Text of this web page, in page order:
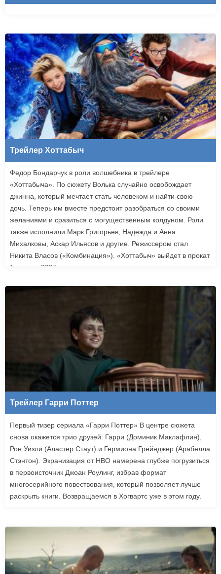
Трейлер Хоттабыч
Федор Бондарчук в роли волшебника в трейлере
«Хоттабыча». По сюжету Волька случайно освобождает
джинна, который мечтает стать человеком и найти свою
дочь. Теперь им вместе предстоит разобраться со своими
желаниями и сразиться с могущественным колдуном. Роли
также исполнили Марк Григорьев, Надежда и Анна
Михалковы, Аскар Ильясов и другие. Режиссером стал
Никита Власов («Комбинация»). «Хоттабыч» выйдет в прокат
1 января 2027 года.
Трейлер Гарри Поттер
Первый тизер сериала «Гарри Поттер» В центре сюжета
снова окажется трио друзей: Гарри (Доминик Маклафлин),
Рон Уизли (Аластер Стаут) и Гермиона Грейнджер (Арабелла
Стэнтон). Экранизация от HBO намерена глубже погрузиться
в первоисточник Джоан Роулинг, избрав формат
многосерийного повествования, который позволяет лучше
раскрыть книги. Возвращаемся в Хогвартс уже в этом году.